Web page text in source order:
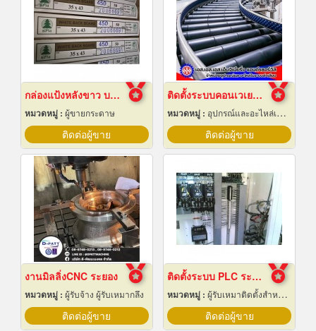
กล่องแป้งหลังขาว บางเลนเกรดA(BL-Aหลังขาว)
หมวดหมู่ : ผู้ขายกระดาษ
ติดต่อผู้ขาย
ติดตั้งระบบคอนเวเยอร์ (conveyor)
หมวดหมู่ : อุปกรณ์และอะไหล่เครื่องลำเลียงวัสดุ
ติดต่อผู้ขาย
งานมิลลิ่งCNC ระยอง
หมวดหมู่ : ผู้รับจ้าง ผู้รับเหมากลึง
ติดต่อผู้ขาย
ติดตั้งระบบ PLC ระยอง
หมวดหมู่ : ผู้รับเหมาติดตั้งสำหรับบ้านและโรงงานไฟฟ้า
ติดต่อผู้ขาย